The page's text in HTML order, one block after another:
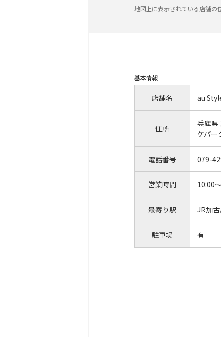
地図上に表示されている店舗の
基本情報
店舗名 au
住所
兵庫
ケパ
電話番号 079-
営業時間 10:00
最寄り駅 JR加
駐車場 有